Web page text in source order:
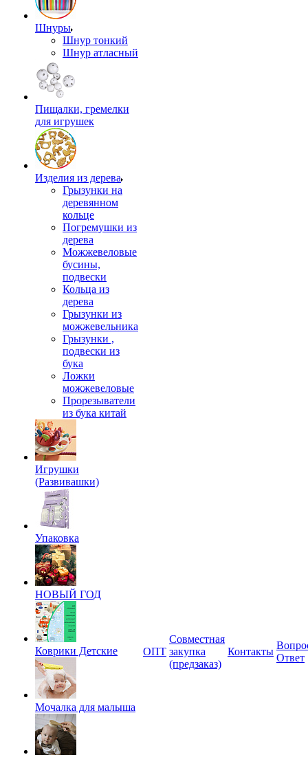
Шнуры
Шнур тонкий
Шнур атласный
Пищалки, гремелки
для игрушек
Изделия из дерева
Грызунки на
деревянном
кольце
Погремушки из
дерева
Можжевеловые
бусины,
подвески
Кольца из
дерева
Грызунки из
можжевельника
Грызунки ,
подвески из
бука
Ложки
можжевеловые
Прорезыватели
из бука китай
Игрушки
(Развивашки)
Упаковка
НОВЫЙ ГОД
Коврики Детские
Мочалка для малыша
ОПТ
Совместная
закупка
(предзаказ)
Контакты
Ответ